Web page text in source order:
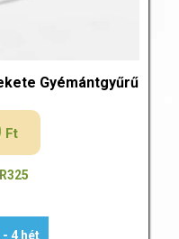
Gyémántgyűrű
Ft
4 hét